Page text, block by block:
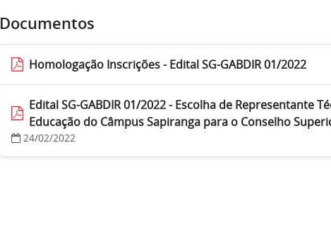
Documentos
Homologação Inscrições - Edital SG-GABDIR 01/2022
Edital SG-GABDIR 01/2022 - Escolha de Representante
Educação do Câmpus Sapiranga para o Conselho
24/02/2022